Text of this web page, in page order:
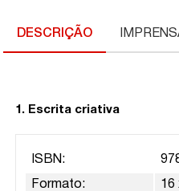
DESCRIÇÃO
1. Escrita criativa
ISBN:
Formato: 16